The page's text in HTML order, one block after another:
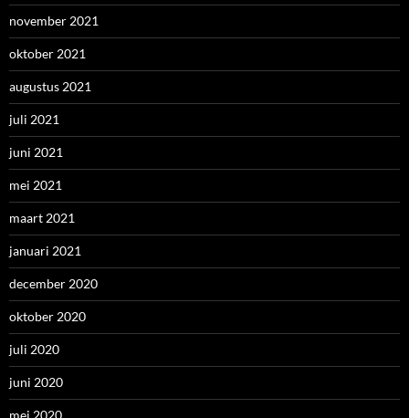
november 2021
oktober 2021
augustus 2021
juli 2021
juni 2021
mei 2021
maart 2021
januari 2021
december 2020
oktober 2020
juli 2020
juni 2020
mei 2020